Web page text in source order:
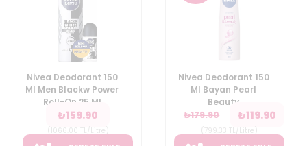
Nivea Deodorant 150
Ml Men Blackw Power
Roll-On 25 Ml
₺159.90
Nivea Deodorant 150
Ml Bayan Pearl
Beauty
₺179.90 ₺119.90